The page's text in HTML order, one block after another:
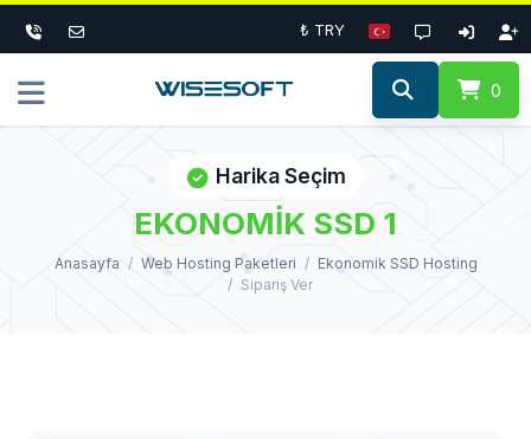
₺ TRY
0
EKONOMİK SSD 1
Harika Seçim
Anasayfa Web Hosting Paketleri
Ekonomik SSD Hosting
Sipariş Ver